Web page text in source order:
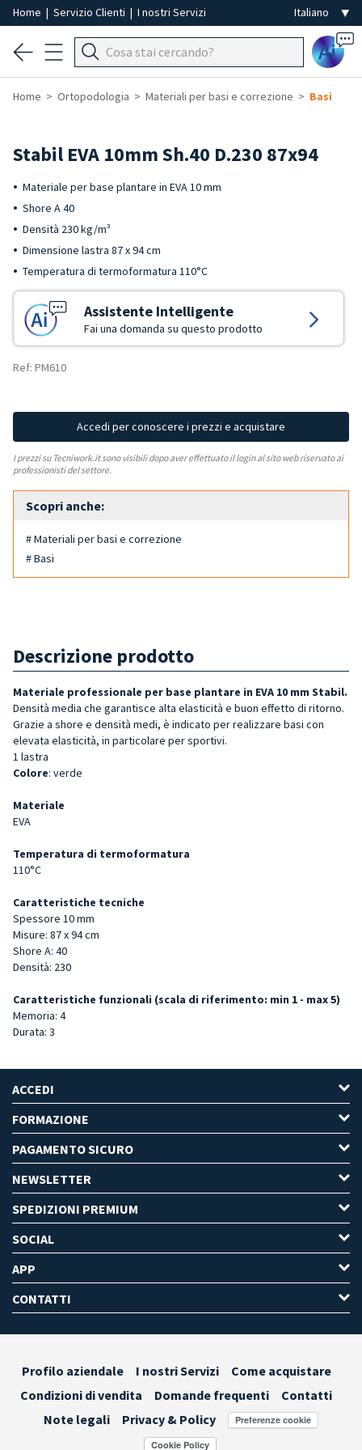
Home | Servizio Clienti | I nostri Servizi
Ai
Home Ortopodologia Materiali per basi e correzione Basi
Stabil EVA 10mm Sh.40 D.230 87x94
Materiale per base plantare in EVA 10 mm
Shore A 40
Densità 230 kg/m³
Dimensione lastra 87 x 94 cm
Temperatura di termoformatura 110°C
Assistente Intelligente
Fai una domanda su questo prodotto
Ref: PM610
Accedi per conoscere i prezzi e acquistare
I prezzi su Tecniwork.it sono visibili dopo aver effettuato il login al sito web riservato ai
professionisti del settore.
Scopri anche:
# Materiali per basi e correzione
# Basi
Descrizione prodotto
Materiale professionale per base plantare in EVA 10 mm Stabil.
Densità media che garantisce alta elasticità e buon effetto di ritorno.
Grazie a shore e densità medi, è indicato per realizzare basi con
elevata elasticità, in particolare per sportivi.
1 lastra
Colore: verde
Materiale
EVA
Temperatura di termoformatura
110°C
Caratteristiche tecniche
Spessore 10 mm
Misure: 87 x 94 cm
Shore A: 40
Densità: 230
Caratteristiche funzionali (scala di riferimento: min 1 - max 5)
Memoria: 4
Durata: 3
ACCEDI
FORMAZIONE
PAGAMENTO SICURO
NEWSLETTER
SPEDIZIONI PREMIUM
SOCIAL
APP
CONTATTI
Profilo aziendale I nostri Servizi
Come acquistare
Condizioni di vendita
Domande frequenti
Contatti
Note legali
Privacy & Policy Preferenze cookie